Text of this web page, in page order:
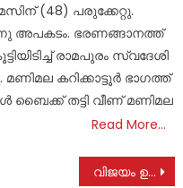
(48) പരുക്കേറ്റു.
അപകടം. ഭരണങ്ങാനത്ത്
രാമപുരം സ്വദേശി
കറിക്കാട്ടൂർ ഭാഗത്ത്
ബൈക്ക് തട്ടി വീണ് മണിമല
Read More…
വിജയം ഉറപ്പാക്കി യു ഡി എഫ് തേരോട്ടം; ആവേശമുണർത്തി മണ്ഡലം കൺവൻഷനുകൾ